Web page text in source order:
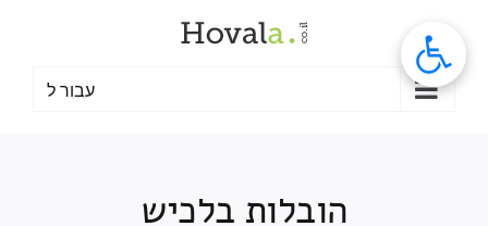
עבור ל
הובלות בלכיש